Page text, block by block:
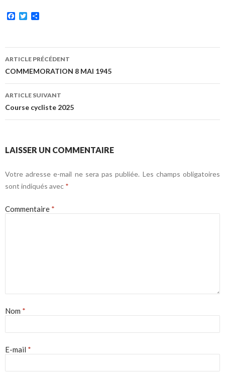
F
b
o
o
k
T
t
e
r
a
g
e
r
Navigation
des
articles
ARTICLE PRÉCÉDENT
COMMEMORATION 8 MAI 1945
ARTICLE SUIVANT
Course cycliste 2025
LAISSER UN COMMENTAIRE
Votre adresse e-mail ne sera pas publiée. Les champs obligatoires
sont indiqués avec *
Commentaire *
Nom *
E-mail *